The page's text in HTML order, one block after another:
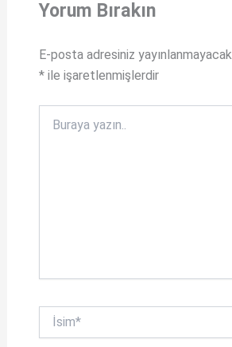
e
o
o
k
Yorum Bırakın
E-posta adresiniz yayınlanmayacak.
*ile işaretlenmişlerdir
yazın..
İsim*